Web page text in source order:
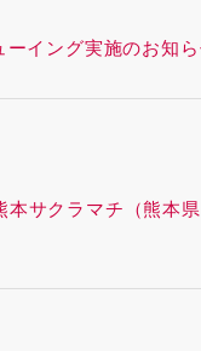
イング実施のお知
サクラマチ（熊本